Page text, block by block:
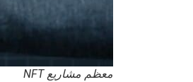
معظم مشاريع NFT